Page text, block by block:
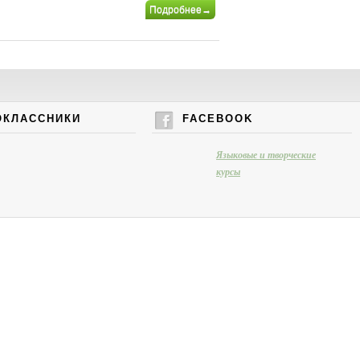
Подробнее→
FACEBOOK
Языковые и творческие
курсы